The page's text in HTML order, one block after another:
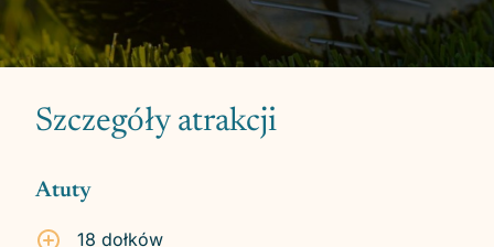
Szczegóły atrakcji
Atuty
18 dołków